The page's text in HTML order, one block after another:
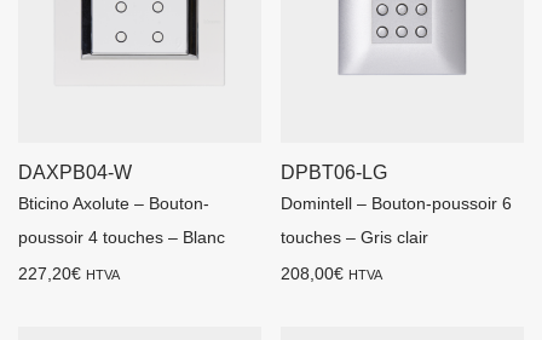
DAXPB04-W
Bticino Axolute – Bouton-
poussoir 4 touches – Blanc
227,20€ HTVA
DPBT06-LG
Domintell – Bouton-poussoir 6
touches – Gris clair
208,00€ HTVA